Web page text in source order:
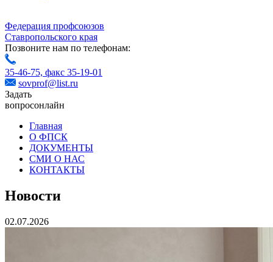
Федерация профсоюзов
Ставропольского края
Позвоните нам по телефонам:
35-46-75, факс 35-19-01
sovprof@list.ru
Задать
вопросонлайн
Главная
О ФПСК
ДОКУМЕНТЫ
СМИ О НАС
КОНТАКТЫ
Новости
02.07.2026